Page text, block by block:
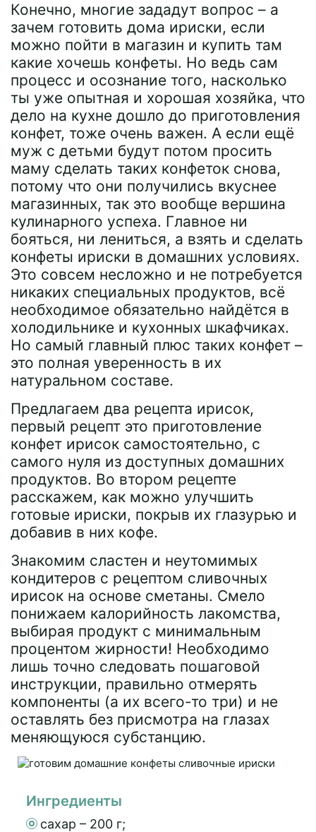
Конечно, многие зададут вопрос – а
зачем готовить дома ириски, если
можно пойти в магазин и купить там
какие хочешь конфеты. Но ведь сам
процесс и осознание того, насколько
ты уже опытная и хорошая хозяйка, что
дело на кухне дошло до приготовления
конфет, тоже очень важен. А если ещё
муж с детьми будут потом просить
маму сделать таких конфеток снова,
потому что они получились вкуснее
магазинных, так это вообще вершина
кулинарного успеха. Главное ни
бояться, ни лениться, а взять и сделать
конфеты ириски в домашних условиях.
Это совсем несложно и не потребуется
никаких специальных продуктов, всё
необходимое обязательно найдётся в
холодильнике и кухонных шкафчиках.
Но самый главный плюс таких конфет –
это полная уверенность в их
натуральном составе.
Предлагаем два рецепта ирисок,
первый рецепт это приготовление
конфет ирисок самостоятельно, с
самого нуля из доступных домашних
продуктов. Во втором рецепте
расскажем, как можно улучшить
готовые ириски, покрыв их глазурью и
добавив в них кофе.
Знакомим сластен и неутомимых
кондитеров с рецептом сливочных
ирисок на основе сметаны. Смело
понижаем калорийность лакомства,
выбирая продукт с минимальным
процентом жирности! Необходимо
лишь точно следовать пошаговой
инструкции, правильно отмерять
компоненты (а их всего-то три) и не
оставлять без присмотра на глазах
меняющуюся субстанцию.
Ингредиенты
сахар – 200 г;